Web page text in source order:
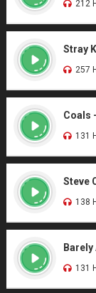
212
Stray
257
Coals
131
Steve
138
131